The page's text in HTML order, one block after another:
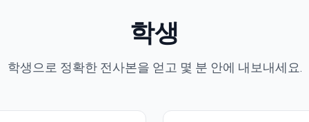
학생
학생으로 정확한 전사본을 얻고 몇 분 안에 내보내세요.